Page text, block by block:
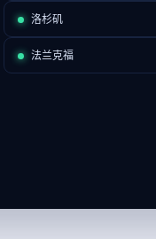
洛杉矶
法兰克福